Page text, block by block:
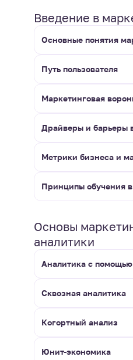
Введение в
Основные понятия
Путь пользователя
Маркетинговая
Драйверы и барьеры
Метрики бизнеса и
Принципы обучения
Основы
аналитики
Аналитика с
Сквозная аналитика
Когортный анализ
Юнит-экономика